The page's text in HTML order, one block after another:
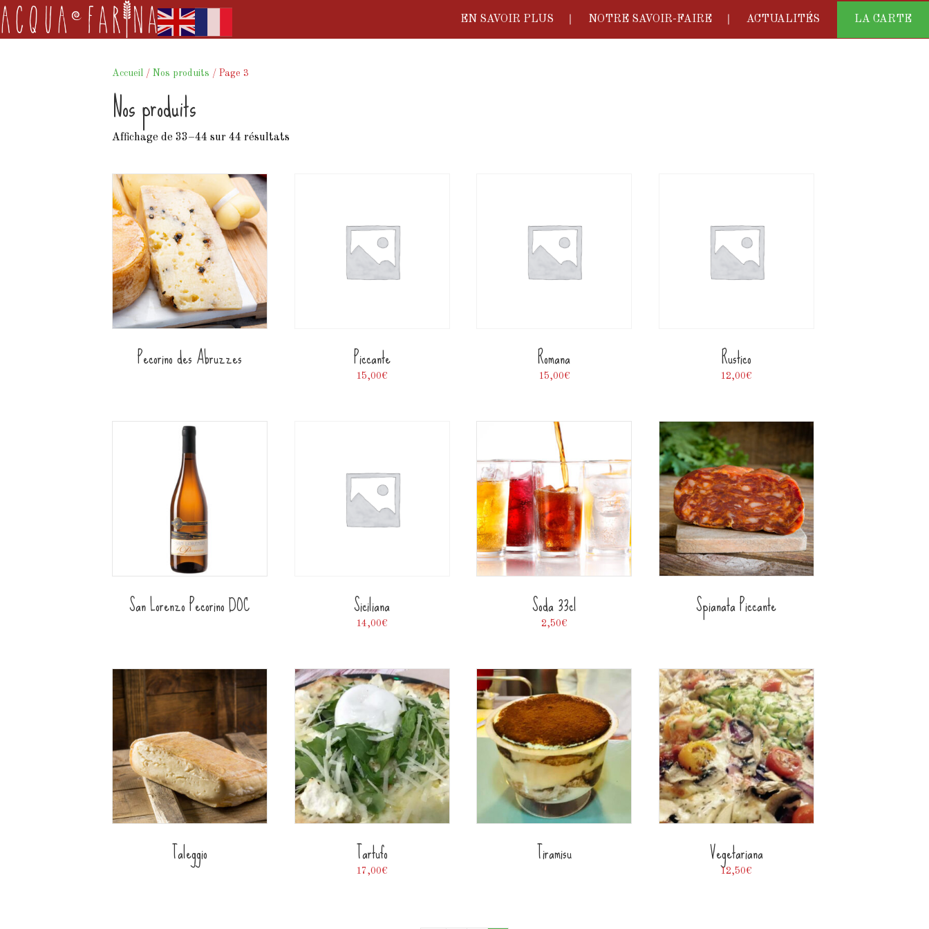
EN SAVOIR PLUS NOTRE SAVOIR-FAIRE ACTUALITÉS LA CARTE
Accueil / Nos produits / Page 3
Nos produits
Affichage de 33–44 sur 44 résultats
Pecorino des Abruzzes Piccante
15,00€
Romana
15,00€
Rustico
12,00€
San Lorenzo Pecorino DOC Siciliana
14,00€
Soda 33cl
2,50€
Spianata Piccante
Taleggio Tartufo
17,00€
Tiramisu Vegetariana
12,50€